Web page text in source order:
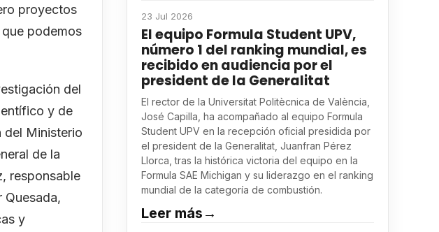
proyectos
podemos
del
y de
del Ministerio
de la
responsable
Quesada,
y
23 Jul 2026
El equipo Formula Student UPV,
número 1 del ranking mundial, es
recibido en audiencia por el
president de la Generalitat
El rector de la Universitat Politècnica de València,
José Capilla, ha acompañado al equipo Formula
Student UPV en la recepción oficial presidida por
el president de la Generalitat, Juanfran Pérez
Llorca, tras la histórica victoria del equipo en la
Formula SAE Michigan y su liderazgo en el ranking
mundial de la categoría de combustión.
Leer más →